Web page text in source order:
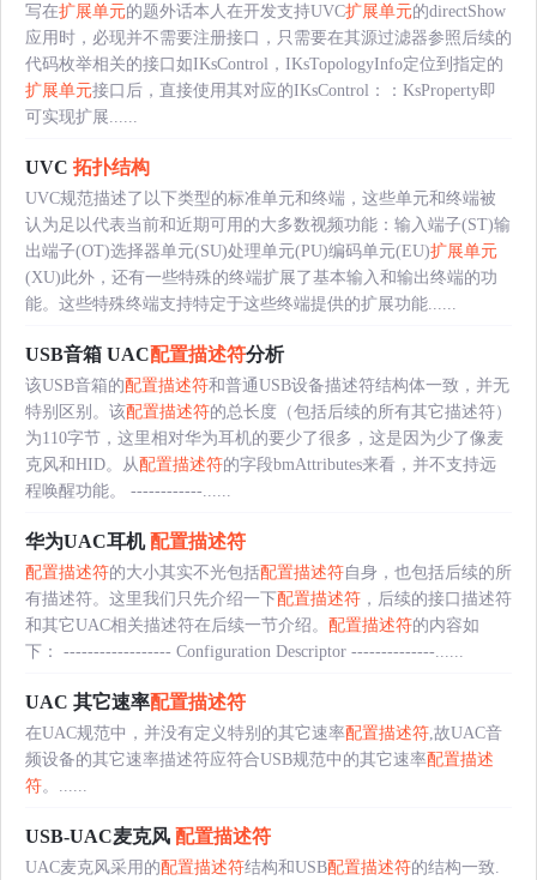
写在扩展单元的题外话本人在开发支持UVC扩展单元的directShow
应用时，必现并不需要注册接口，只需要在其源过滤器参照后续的
代码枚举相关的接口如IKsControl，IKsTopologyInfo定位到指定的
扩展单元接口后，直接使用其对应的IKsControl：：KsProperty即
可实现扩展......
UVC 拓扑结构
UVC规范描述了以下类型的标准单元和终端，这些单元和终端被
认为足以代表当前和近期可用的大多数视频功能：输入端子(ST)输
出端子(OT)选择器单元(SU)处理单元(PU)编码单元(EU)扩展单元
(XU)此外，还有一些特殊的终端扩展了基本输入和输出终端的功
能。这些特殊终端支持特定于这些终端提供的扩展功能......
USB音箱 UAC配置描述符分析
该USB音箱的配置描述符和普通USB设备描述符结构体一致，并无
特别区别。该配置描述符的总长度（包括后续的所有其它描述符）
为110字节，这里相对华为耳机的要少了很多，这是因为少了像麦
克风和HID。从配置描述符的字段bmAttributes来看，并不支持远
程唤醒功能。 ------------......
华为UAC耳机配置描述符
配置描述符的大小其实不光包括配置描述符自身，也包括后续的所
有描述符。这里我们只先介绍一下配置描述符 ，后续的接口描述符
和其它UAC相关描述符在后续一节介绍。 配置描述符的内容如
下： ------------------ Configuration Descriptor --------------......
UAC 其它速率配置描述符
在UAC规范中，并没有定义特别的其它速率配置描述符,故UAC音
频设备的其它速率描述符应符合USB规范中的其它速率配置描述
符。......
USB-UAC麦克风 配置描述符
UAC麦克风采用的配置描述符结构和USB配置描述符的结构一致.